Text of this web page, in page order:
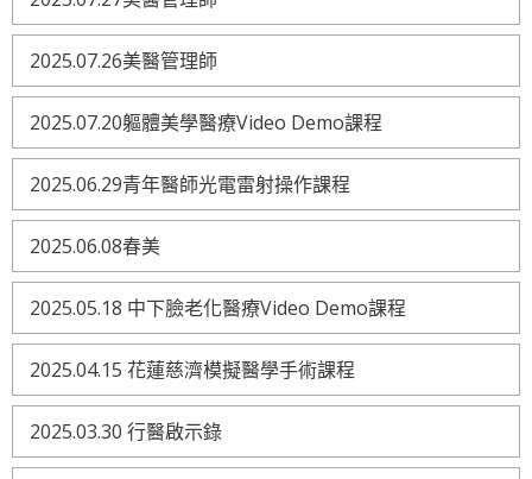
2025.07.26美醫管理師
2025.07.20軀體美學醫療Video Demo課程
2025.06.29青年醫師光電雷射操作課程
2025.06.08春美
2025.05.18 中下臉老化醫療Video Demo課程
2025.04.15 花蓮慈濟模擬醫學手術課程
2025.03.30 行醫啟示錄